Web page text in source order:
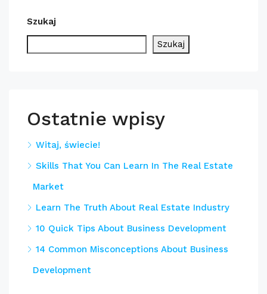
Szukaj
Szukaj
Ostatnie wpisy
Witaj, świecie!
Skills That You Can Learn In The Real Estate
Market
Learn The Truth About Real Estate Industry
10 Quick Tips About Business Development
14 Common Misconceptions About Business
Development